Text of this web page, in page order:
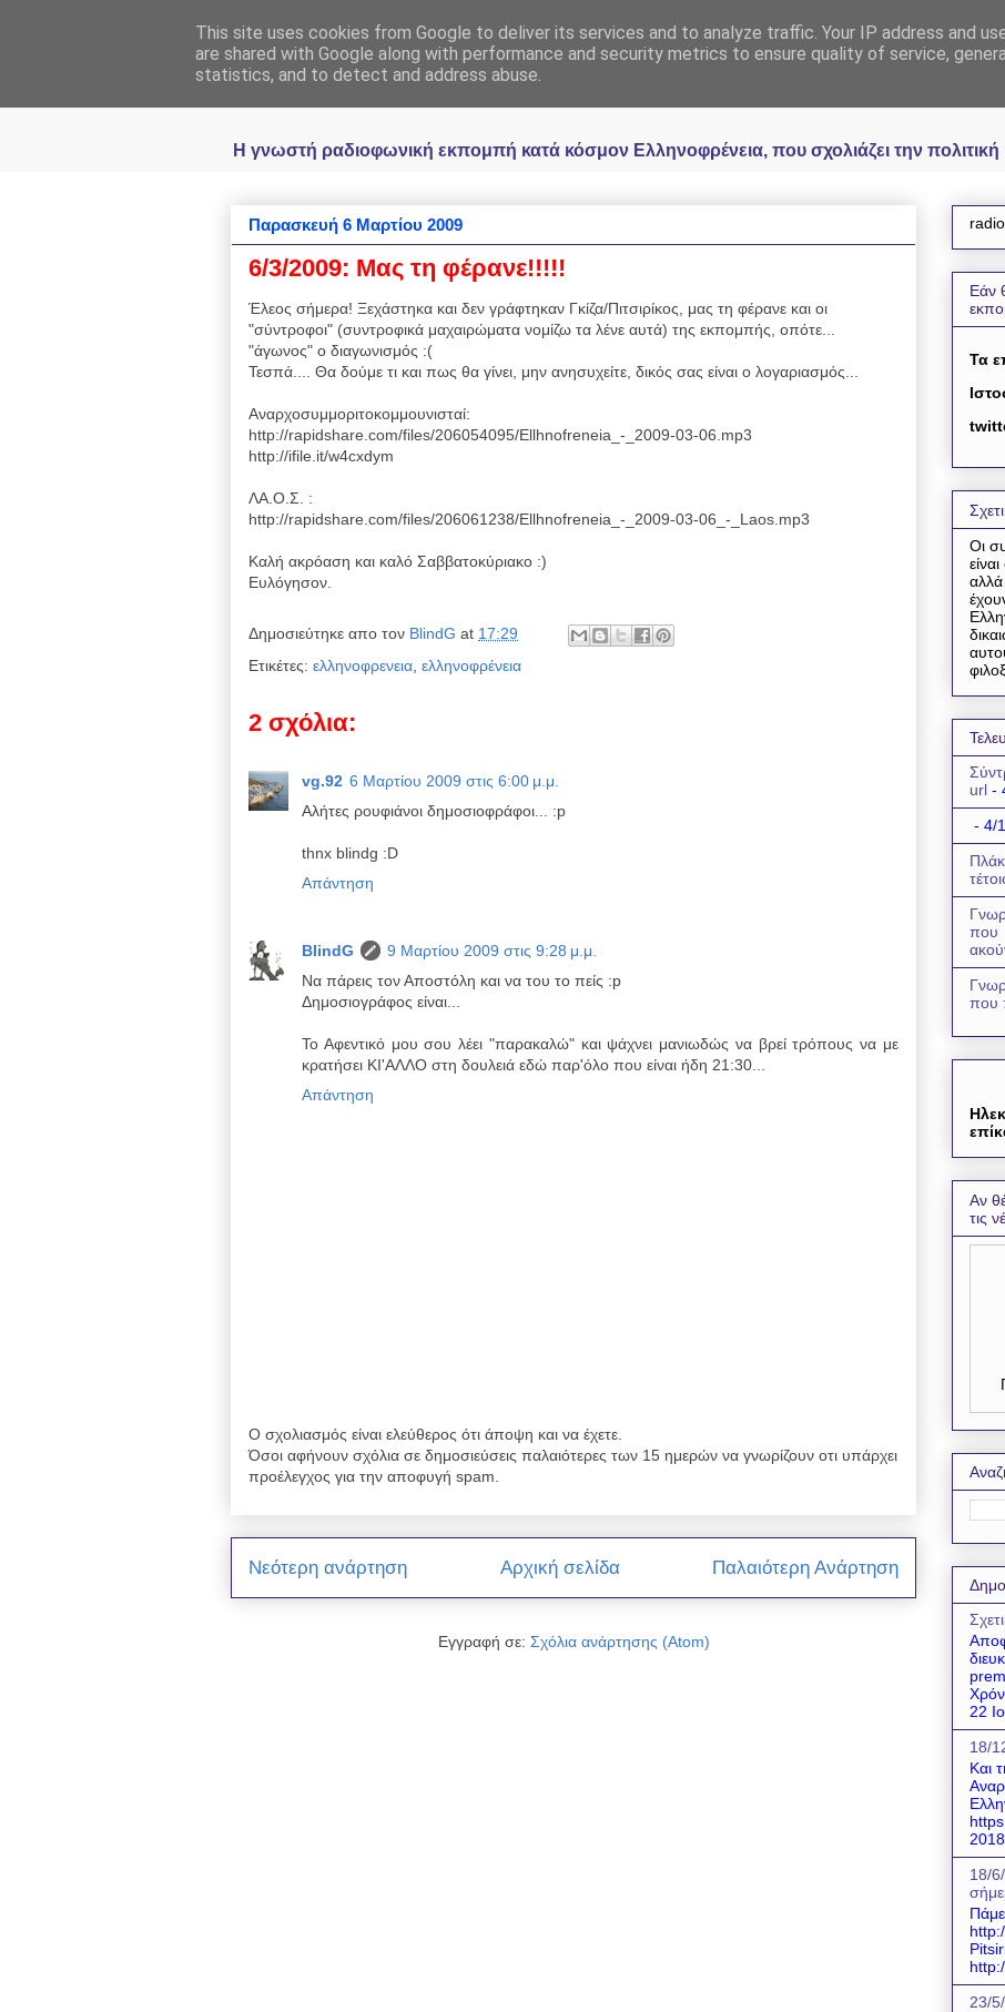
Ραδιοφωνική Ελληνοφρένεια
Η γνωστή ραδιοφωνική εκπομπή κατά κόσμον Ελληνοφρένεια, που σχολιάζει την πολιτική
Παρασκευή 6 Μαρτίου 2009
6/3/2009: Μας τη φέρανε!!!!!
Έλεος σήμερα! Ξεχάστηκα και δεν γράφτηκαν Γκίζα/Πιτσιρίκος, μας τη φέρανε και οι
"σύντροφοι" (συντροφικά μαχαιρώματα νομίζω τα λένε αυτά) της εκπομπής, οπότε...
"άγωνος" ο διαγωνισμός :(
Τεσπά.... Θα δούμε τι και πως θα γίνει, μην ανησυχείτε, δικός σας είναι ο λογαριασμός...
Αναρχοσυμμοριτοκομμουνισταί:
http://rapidshare.com/files/206054095/Ellhnofreneia_-_2009-03-06.mp3
http://ifile.it/w4cxdym
ΛΑ.Ο.Σ. :
http://rapidshare.com/files/206061238/Ellhnofreneia_-_2009-03-06_-_Laos.mp3
Καλή ακρόαση και καλό Σαββατοκύριακο :)
Ευλόγησον.
Δημοσιεύτηκε απο τον BlindG at 17:29
Ετικέτες: ελληνοφρενεια ελληνοφρένεια
2 σχόλια:
vg.92 6 Μαρτίου 2009 στις 6:00 μ.μ.
Αλήτες ρουφιάνοι δημοσιοφράφοι... :p
thnx blindg :D
Απάντηση
BlindG
9 Μαρτίου 2009 στις 9:28 μ.μ.
Να πάρεις τον Αποστόλη και να του το πείς :p
Δημοσιογράφος είναι...
Το Αφεντικό μου σου λέει "παρακαλώ" και ψάχνει μανιωδώς να βρεί τρόπους να με
κρατήσει ΚΙ'ΑΛΛΟ στη δουλειά εδώ παρ'όλο που είναι ήδη 21:30...
Απάντηση
Ο σχολιασμός είναι ελεύθερος ότι άποψη και να έχετε.
Όσοι αφήνουν σχόλια σε δημοσιεύσεις παλαιότερες των 15 ημερών να γνωρίζουν οτι υπάρχει
προέλεγχος για την αποφυγή spam.
Νεότερη ανάρτηση Παλαιότερη Ανάρτηση
Αρχική σελίδα
Εγγραφή σε: Σχόλια ανάρτησης (Atom)
Εάν
Τα
Οι
url -
- 4/
που
που
Αν
τις
22
18/
Και
18/
23/
This site uses cookies from Google to deliver its services and to analyze traffic. Your IP address and
are shared with Google along with performance and security metrics to ensure quality of service,
statistics, and to detect and address abuse.